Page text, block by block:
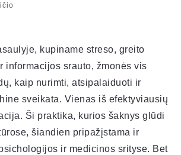
kupiname streso, greito
informacijos srauto, žmonės vis
kaip nurimti, atsipalaiduoti ir
sveikata. Vienas iš efektyviausių
Ši praktika, kurios šaknys glūdi
šiandien pripažįstama ir
ir medicinos srityse. Bet